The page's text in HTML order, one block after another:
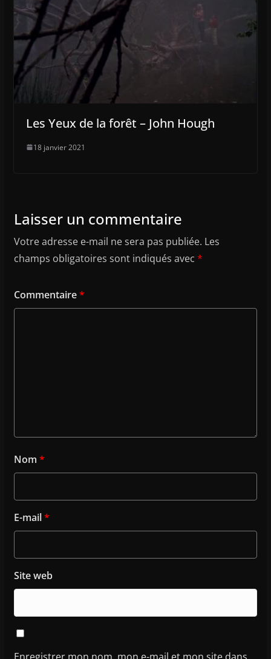
Les Yeux de la forêt – John Hough
18 janvier 2021
Laisser un commentaire
Votre adresse e-mail ne sera pas publiée. Les
champs obligatoires sont indiqués avec *
Commentaire*
Nom *
E-mail*
Site web